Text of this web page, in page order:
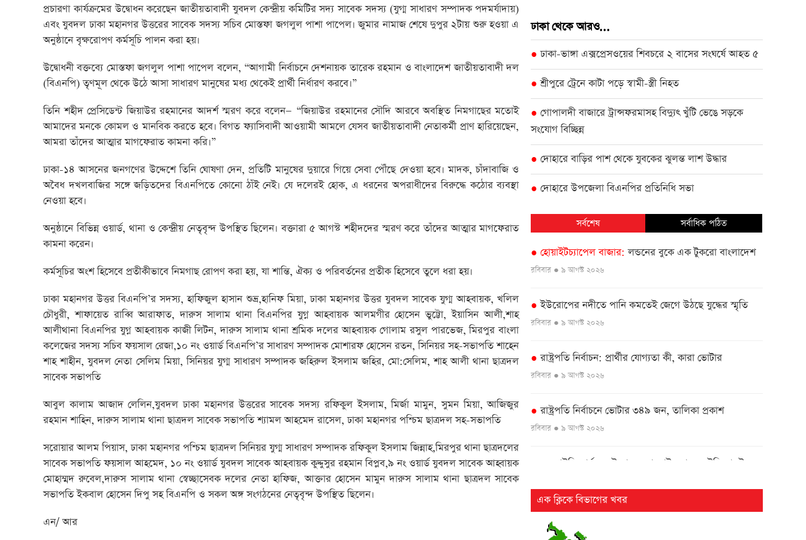
প্রচারণা কার্যক্রমের উদ্বোধন করেছেন জাতীয়তাবাদী যুবদল কেন্দ্রীয় কমিটির সদ্য সাবেক সদস্য (যুগ্ম সাধারণ সম্পাদক পদমর্যাদায়)
এবং যুবদল ঢাকা মহানগর উত্তরের সাবেক সদস্য সচিব মোস্তফা জগলুল পাশা পাপেল। জুমার নামাজ শেষে দুপুর ২টায় শুরু হওয়া এ
অনুষ্ঠানে বৃক্ষরোপণ কর্মসূচি পালন করা হয়।
উদ্বোধনী বক্তব্যে মোস্তফা জগলুল পাশা পাপেল বলেন, “আগামী নির্বাচনে দেশনায়ক তারেক রহমান ও বাংলাদেশ জাতীয়তাবাদী দল
(বিএনপি) তৃণমূল থেকে উঠে আসা সাধারণ মানুষের মধ্য থেকেই প্রার্থী নির্ধারণ করবে।”
তিনি শহীদ প্রেসিডেন্ট জিয়াউর রহমানের আদর্শ স্মরণ করে বলেন— “জিয়াউর রহমানের সৌদি আরবে অবস্থিত নিমগাছের মতোই
আমাদের মনকে কোমল ও মানবিক করতে হবে। বিগত ফ্যাসিবাদী আওয়ামী আমলে যেসব জাতীয়তাবাদী নেতাকর্মী প্রাণ হারিয়েছেন,
আমরা তাঁদের আত্মার মাগফেরাত কামনা করি।”
ঢাকা-১৪ আসনের জনগণের উদ্দেশে তিনি ঘোষণা দেন, প্রতিটি মানুষের দুয়ারে গিয়ে সেবা পৌঁছে দেওয়া হবে। মাদক, চাঁদাবাজি ও
অবৈধ দখলবাজির সঙ্গে জড়িতদের বিএনপিতে কোনো ঠাঁই নেই। যে দলেরই হোক, এ ধরনের অপরাধীদের বিরুদ্ধে কঠোর ব্যবস্থা
নেওয়া হবে।
অনুষ্ঠানে বিভিন্ন ওয়ার্ড, থানা ও কেন্দ্রীয় নেতৃবৃন্দ উপস্থিত ছিলেন। বক্তারা ৫ আগস্ট শহীদদের স্মরণ করে তাঁদের আত্মার মাগফেরাত
কামনা করেন।
কর্মসূচির অংশ হিসেবে প্রতীকীভাবে নিমগাছ রোপণ করা হয়, যা শান্তি, ঐক্য ও পরিবর্তনের প্রতীক হিসেবে তুলে ধরা হয়।
ঢাকা মহানগর উত্তর বিএনপি’র সদস্য, হাফিজুল হাসান শুভ্র,হানিফ মিয়া, ঢাকা মহানগর উত্তর যুবদল সাবেক যুগ্ম আহবায়ক, খলিল
চৌধুরী, শাফায়েত রাব্বি আরাফাত, দারুস সালাম থানা বিএনপির যুগ্ন আহবায়ক আলমগীর হোসেন ভুট্টো, ইয়াসিন আলী,শাহ
আলীথানা বিএনপির যুগ্ন আহবায়ক কাজী লিটন, দারুস সালাম থানা শ্রমিক দলের আহবায়ক গোলাম রসুল পারভেজ, মিরপুর বাংলা
কলেজের সদস্য সচিব ফয়সাল রেজা,১০ নং ওয়ার্ড বিএনপি’র সাধারণ সম্পাদক মোশারফ হোসেন রতন, সিনিয়র সহ-সভাপতি শাহেন
শাহ শাহীন, যুবদল নেতা সেলিম মিয়া, সিনিয়র যুগ্ম সাধারণ সম্পাদক জহিরুল ইসলাম জহির, মো:সেলিম, শাহ আলী থানা ছাত্রদল
সাবেক সভাপতি
আবুল কালাম আজাদ লেলিন,যুবদল ঢাকা মহানগর উত্তরের সাবেক সদস্য রফিকুল ইসলাম, মির্জা মামুন, সুমন মিয়া, আজিজুর
রহমান শাহিন, দারুস সালাম থানা ছাত্রদল সাবেক সভাপতি শ্যামল আহমেদ রাসেল, ঢাকা মহানগর পশ্চিম ছাত্রদল সহ-সভাপতি
সরোয়ার আলম পিয়াস, ঢাকা মহানগর পশ্চিম ছাত্রদল সিনিয়র যুগ্ম সাধারণ সম্পাদক রফিকুল ইসলাম জিন্নাহ,মিরপুর থানা ছাত্রদলের
সাবেক সভাপতি ফয়সাল আহমেদ, ১০ নং ওয়ার্ড যুবদল সাবেক আহবায়ক কুদ্দুসুর রহমান বিপ্লব,৯ নং ওয়ার্ড যুবদল সাবেক আহ্বায়ক
মোহাম্মদ রুবেল,দারুস সালাম থানা স্বেচ্ছাসেবক দলের নেতা হাফিজ, আক্তার হোসেন মামুন দারুস সালাম থানা ছাত্রদল সাবেক
সভাপতি ইকবাল হোসেন দিপু সহ বিএনপি ও সকল অঙ্গ সংগঠনের নেতৃবৃন্দ উপস্থিত ছিলেন।
এন/ আর
ঢাকা থেকে আরও...
● ঢাকা-ভাঙ্গা এক্সপ্রেসওয়ের শিবচরে ২ বাসের সংঘর্ষে আহত ৫
● শ্রীপুরে ট্রেনে কাটা পড়ে স্বামী-স্ত্রী নিহত
● গোপালদী বাজারে ট্রান্সফরমাসহ বিদ্যুৎ খুঁটি ভেঙে সড়কে
সংযোগ বিচ্ছিন্ন
● দোহারে বাড়ির পাশ থেকে যুবকের ঝুলন্ত লাশ উদ্ধার
● দোহারে উপজেলা বিএনপির প্রতিনিধি সভা
সর্বশেষ সর্বাধিক পঠিত
● হোয়াইটচ্যাপেল বাজার লন্ডনের বুকে এক টুকরো বাংলাদেশ
রবিবার ● ৯ আগস্ট ২০২৬
● ইউরোপের নদীতে পানি কমতেই জেগে উঠছে যুদ্ধের স্মৃতি
রবিবার ● ৯ আগস্ট ২০২৬
● রাষ্ট্রপতি নির্বাচন: প্রার্থীর যোগ্যতা কী, কারা ভোটার
রবিবার ● ৯ আগস্ট ২০২৬
● রাষ্ট্রপতি নির্বাচনে ভোটার ৩৪৯ জন, তালিকা প্রকাশ
রবিবার ● ৯ আগস্ট ২০২৬
এনআইডি কার্যক্রম উদ্বোধনে বাহরাইন যাচ্ছেন ইসি মাছউদ
ঢাকা-ভাঙ্গা এক্সপ্রেসওয়ের শিবচরে ২ বাসের সংঘর্ষে আহত ৫
রবিবার ● ৯ আগস্ট ২০২৬
এক ক্লিকে বিভাগের খবর